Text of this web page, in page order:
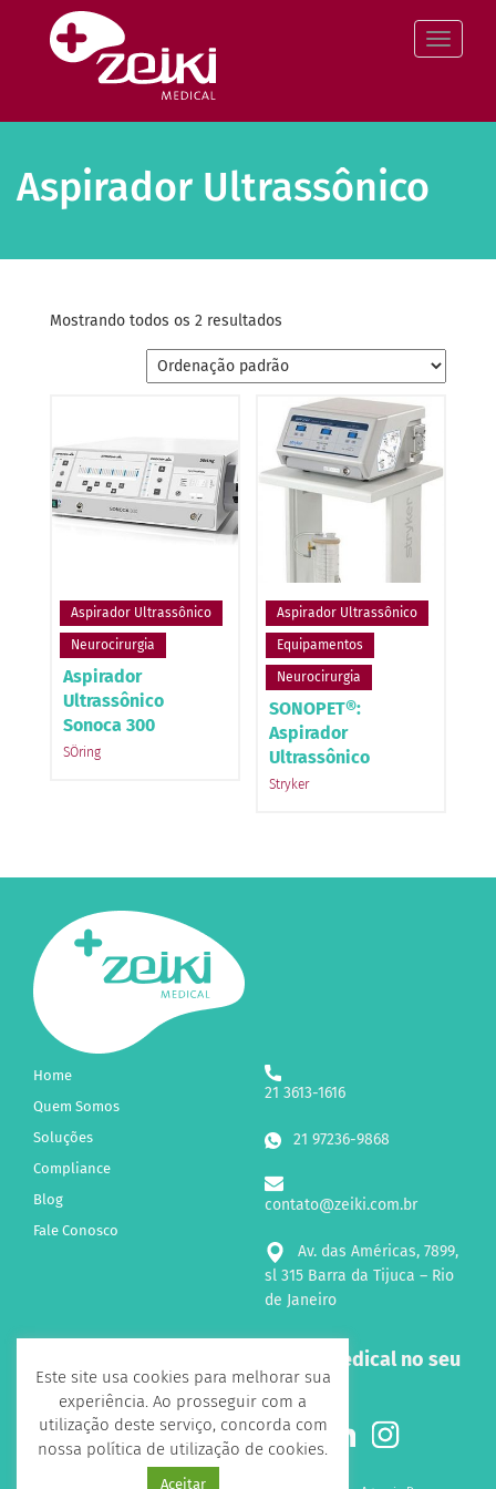
Pular
conteúdo
Aspirador Ultrassônico
Mostrando todos os 2 resultados
Aspirador Ultrassônico
Neurocirurgia
Aspirador
Ultrassônico
Sonoca 300
SÖring
Aspirador Ultrassônico
Equipamentos
Neurocirurgia
SONOPET®:
Aspirador
Ultrassônico
Stryker
Home
Quem Somos
Soluções
Compliance
Blog
Fale Conosco
21 3613-1616
21 97236-9868
contato@zeiki.com.br
Av. das Américas, 7899,
sl 315 Barra da Tijuca – Rio
de Janeiro
Receba novidades sobre a Zeiki Medical no seu
e-mail!
Siga-nos nas Redes Sociais
Este site usa cookies para melhorar sua
experiência. Ao prosseguir com a
utilização deste serviço, concorda com
nossa política de utilização de cookies.
Aceitar